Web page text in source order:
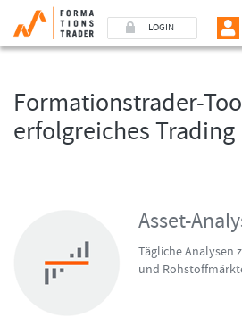
LOGIN
Formationstrader-
erfolgreiches Trading
Asset-
Tägliche Analysen
und
Benutzer (E-Mail-Adresse in Kleinschrift)
LOGIN
Passwort vergessen